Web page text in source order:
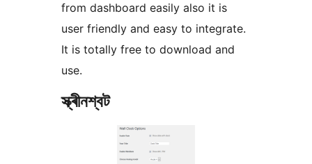
from dashboard easily also it is
user friendly and easy to integrate.
It is totally free to download and
use.
স্ক্ৰীনশ্বট